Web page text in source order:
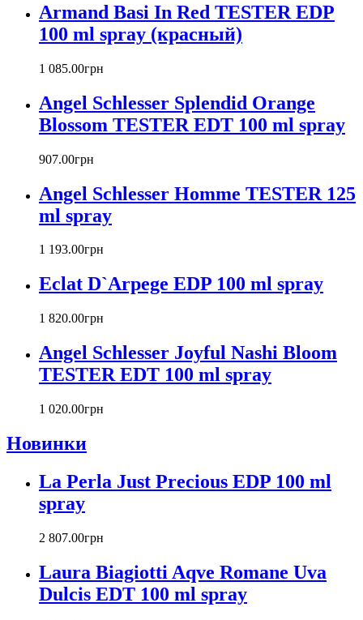
Bill Blass
Biotherm
Blumarine
Bond № 9
Boucheron
Bourjois
Britney Spears
Bruno Banani
Bvlgari
Byblos
Byredo
Cacharel
Canali
Carla Fracci
Carlos Moya
Caron
Cartier
Chanel
Charriol
Chloe
Christian Audigier
Christian Dior
Christian Lacroix
Cindy Crawford
Clinique
Clive Christian
CnR Create
Armand Basi In Red TESTER EDP
100 ml spray (красный)
1 085.00грн
Angel Schlesser Splendid Orange
Blossom TESTER EDT 100 ml spray
907.00грн
Angel Schlesser Homme TESTER 125
ml spray
1 193.00грн
Eclat D`Arpege EDP 100 ml spray
1 820.00грн
Angel Schlesser Joyful Nashi Bloom
TESTER EDT 100 ml spray
1 020.00грн
Новинки
La Perla Just Precious EDP 100 ml
spray
2 807.00грн
Laura Biagiotti Aqve Romane Uva
Dulcis EDT 100 ml spray